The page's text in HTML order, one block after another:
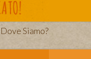
Dove Siamo?